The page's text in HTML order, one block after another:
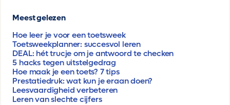
Meest gelezen
Hoe leer je voor een toetsweek
Toetsweekplanner: succesvol leren
DEAL: hét trucje om je antwoord te checken
5 hacks tegen uitstelgedrag
Hoe maak je een toets? 7 tips
Prestatiedruk: wat kun je eraan doen?
Leesvaardigheid verbeteren
Leren van slechte cijfers